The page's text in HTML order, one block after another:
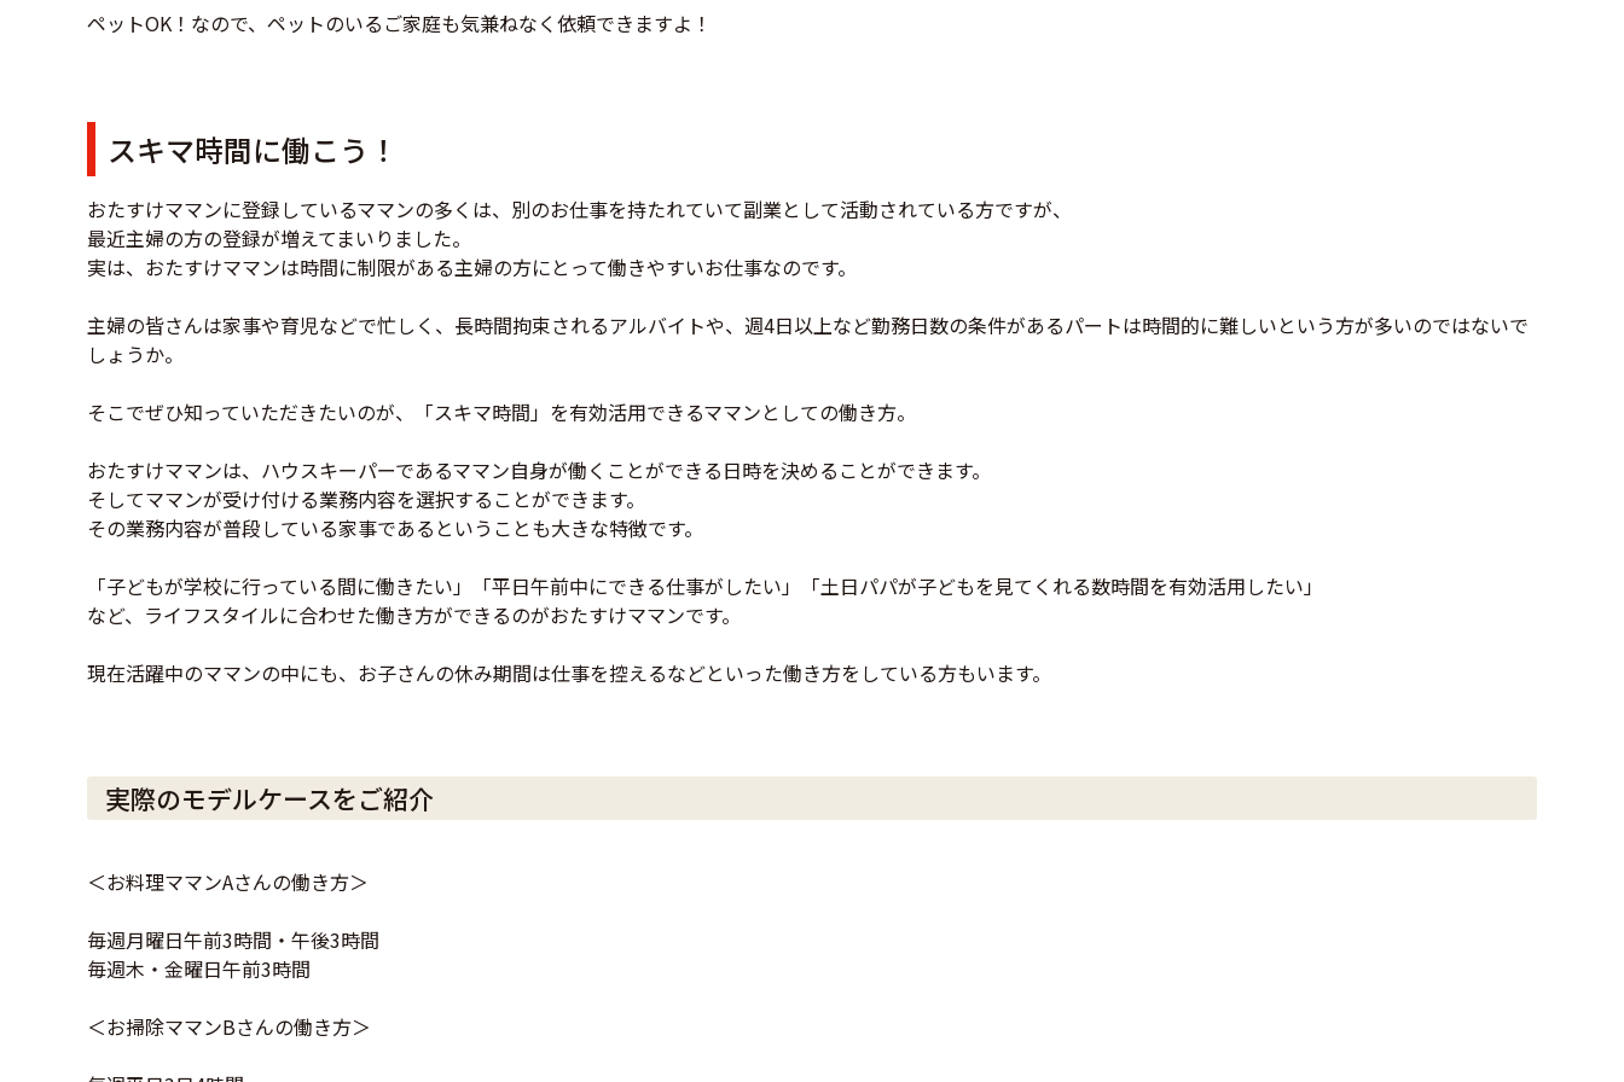
ペットOK！なので、ペットのいるご家庭も気兼ねなく依頼できますよ！
スキマ時間に働こう！
おたすけママンに登録しているママンの多くは、別のお仕事を持たれていて副業として活動されている方ですが、
最近主婦の方の登録が増えてまいりました。
実は、おたすけママンは時間に制限がある主婦の方にとって働きやすいお仕事なのです。
主婦の皆さんは家事や育児などで忙しく、長時間拘束されるアルバイトや、週4日以上など勤務日数の条件があるパートは時間的に難しいという方が多いのではないで
しょうか。
そこでぜひ知っていただきたいのが、「スキマ時間」を有効活用できるママンとしての働き方。
おたすけママンは、ハウスキーパーであるママン自身が働くことができる日時を決めることができます。
そしてママンが受け付ける業務内容を選択することができます。
その業務内容が普段している家事であるということも大きな特徴です。
「子どもが学校に行っている間に働きたい」「平日午前中にできる仕事がしたい」「土日パパが子どもを見てくれる数時間を有効活用したい」
など、ライフスタイルに合わせた働き方ができるのがおたすけママンです。
現在活躍中のママンの中にも、お子さんの休み期間は仕事を控えるなどといった働き方をしている方もいます。
実際のモデルケースをご紹介
＜お料理ママンAさんの働き方＞
毎週月曜日午前3時間・午後3時間
毎週木・金曜日午前3時間
＜お掃除ママンBさんの働き方＞